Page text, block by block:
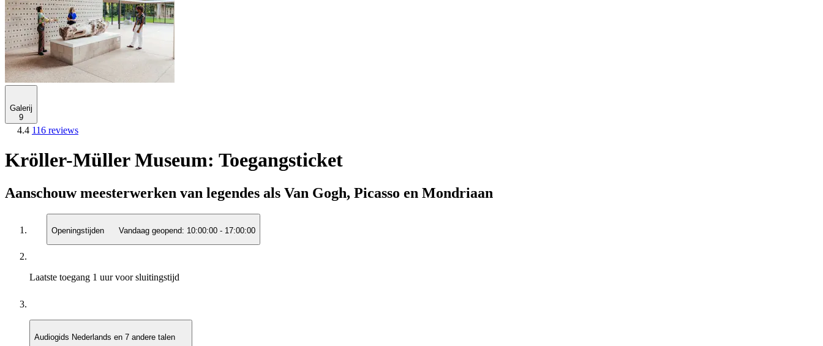
Galerij
9
4.4 116 reviews
Kröller-Müller Museum: Toegangsticket
Aanschouw meesterwerken van legendes als Van Gogh, Picasso en Mondriaan
Openingstijden Vandaag geopend: 10:00:00 - 17:00:00
Laatste toegang 1 uur voor sluitingstijd
Audiogids Nederlands en 7 andere talen